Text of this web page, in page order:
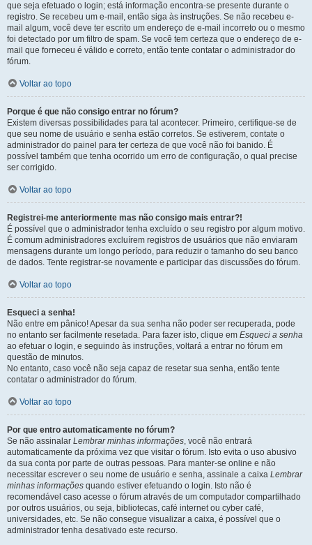
que seja efetuado o login; está informação encontra-se presente durante o
registro. Se recebeu um e-mail, então siga às instruções. Se não recebeu e-
mail algum, você deve ter escrito um endereço de e-mail incorreto ou o mesmo
foi detectado por um filtro de spam. Se você tem certeza que o endereço de e-
mail que forneceu é válido e correto, então tente contatar o administrador do
fórum.
Voltar ao topo
Porque é que não consigo entrar no fórum?
Existem diversas possibilidades para tal acontecer. Primeiro, certifique-se de
que seu nome de usuário e senha estão corretos. Se estiverem, contate o
administrador do painel para ter certeza de que você não foi banido. É
possível também que tenha ocorrido um erro de configuração, o qual precise
ser corrigido.
Voltar ao topo
Registrei-me anteriormente mas não consigo mais entrar?!
É possível que o administrador tenha excluído o seu registro por algum motivo.
É comum administradores excluírem registros de usuários que não enviaram
mensagens durante um longo período, para reduzir o tamanho do seu banco
de dados. Tente registrar-se novamente e participar das discussões do fórum.
Voltar ao topo
Esqueci a senha!
Não entre em pânico! Apesar da sua senha não poder ser recuperada, pode
no entanto ser facilmente resetada. Para fazer isto, clique em Esqueci a senha
ao efetuar o login, e seguindo às instruções, voltará a entrar no fórum em
questão de minutos.
No entanto, caso você não seja capaz de resetar sua senha, então tente
contatar o administrador do fórum.
Voltar ao topo
Por que entro automaticamente no fórum?
Se não assinalar Lembrar minhas informações, você não entrará
automaticamente da próxima vez que visitar o fórum. Isto evita o uso abusivo
da sua conta por parte de outras pessoas. Para manter-se online e não
necessitar escrever o seu nome de usuário e senha, assinale a caixa Lembrar
minhas informações quando estiver efetuando o login. Isto não é
recomendável caso acesse o fórum através de um computador compartilhado
por outros usuários, ou seja, bibliotecas, café internet ou cyber café,
universidades, etc. Se não consegue visualizar a caixa, é possível que o
administrador tenha desativado este recurso.